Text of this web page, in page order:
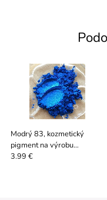
Modrý 83, kozmetický
pigment na výrobu
kozmetiky
3.99 €